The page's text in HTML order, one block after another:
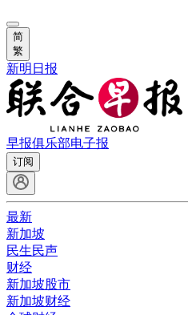
简
繁
新明日报
早报俱乐部电子报
订阅
最新
新加坡
民生民声
财经
新加坡股市
新加坡财经